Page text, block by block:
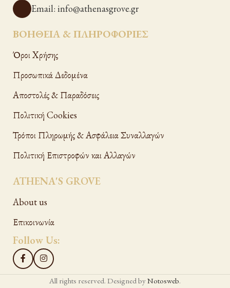
Email: info@athenasgrove.gr
ΒΟΗΘΕΙΑ & ΠΛΗΡΟΦΟΡΙΕΣ
Όροι Xρήσης
Προσωπικά Δεδομένα
Αποστολές & Παραδόσεις
Πολιτική Cookies
Τρόποι Πληρωμής & Ασφάλεια Συναλλαγών
Πολιτική Επιστροφών και Αλλαγών
ATHENA'S GROVE
About us
Επικοινωνία
Follow Us:
All rights reserved. Designed byNotosweb.